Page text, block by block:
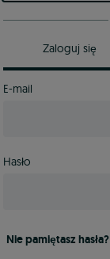
Zaloguj się
E-mail
Hasło
Nie pamiętasz hasła?